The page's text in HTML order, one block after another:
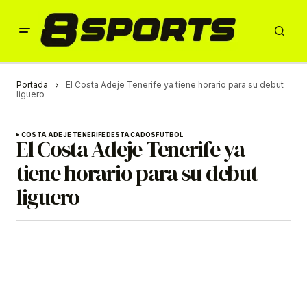
Portada
El Costa Adeje Tenerife ya tiene horario para su debut
liguero
COSTA ADEJE TENERIFEDESTACADOSFÚTBOL
El Costa Adeje Tenerife ya
tiene horario para su debut
liguero